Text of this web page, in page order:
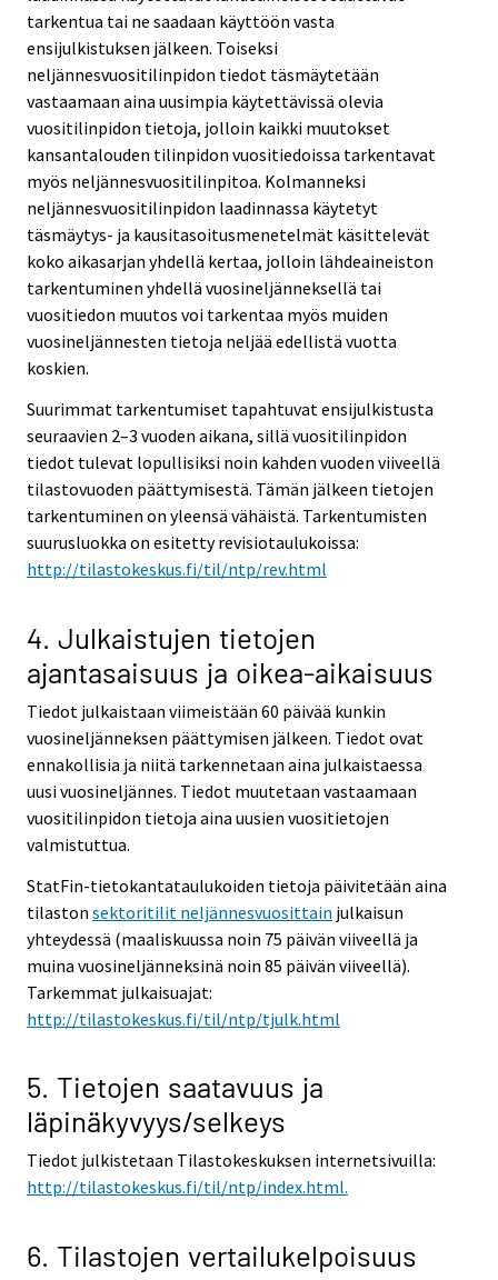
tarkentua tai ne saadaan käyttöön vasta
ensijulkistuksen jälkeen. Toiseksi
neljännesvuositilinpidon tiedot täsmäytetään
vastaamaan aina uusimpia käytettävissä olevia
vuositilinpidon tietoja, jolloin kaikki muutokset
kansantalouden tilinpidon vuositiedoissa tarkentavat
myös neljännesvuositilinpitoa. Kolmanneksi
neljännesvuositilinpidon laadinnassa käytetyt
täsmäytys- ja kausitasoitusmenetelmät käsittelevät
koko aikasarjan yhdellä kertaa, jolloin lähdeaineiston
tarkentuminen yhdellä vuosineljänneksellä tai
vuositiedon muutos voi tarkentaa myös muiden
vuosineljännesten tietoja neljää edellistä vuotta
koskien.
Suurimmat tarkentumiset tapahtuvat ensijulkistusta
seuraavien 2–3 vuoden aikana, sillä vuositilinpidon
tiedot tulevat lopullisiksi noin kahden vuoden viiveellä
tilastovuoden päättymisestä. Tämän jälkeen tietojen
tarkentuminen on yleensä vähäistä. Tarkentumisten
suurusluokka on esitetty revisiotaulukoissa:
http://tilastokeskus.fi/til/ntp/rev.html
4. Julkaistujen tietojen
ajantasaisuus ja oikea-aikaisuus
Tiedot julkaistaan viimeistään 60 päivää kunkin
vuosineljänneksen päättymisen jälkeen. Tiedot ovat
ennakollisia ja niitä tarkennetaan aina julkaistaessa
uusi vuosineljännes. Tiedot muutetaan vastaamaan
vuositilinpidon tietoja aina uusien vuositietojen
valmistuttua.
StatFin-tietokantataulukoiden tietoja päivitetään aina
tilaston sektoritilit neljännesvuosittain julkaisun
yhteydessä (maaliskuussa noin 75 päivän viiveellä ja
muina vuosineljänneksinä noin 85 päivän viiveellä).
Tarkemmat julkaisuajat:
http://tilastokeskus.fi/til/ntp/tjulk.html
5. Tietojen saatavuus ja
läpinäkyvyys/selkeys
Tiedot julkistetaan Tilastokeskuksen internetsivuilla:
http://tilastokeskus.fi/til/ntp/index.html.
6. Tilastojen vertailukelpoisuus